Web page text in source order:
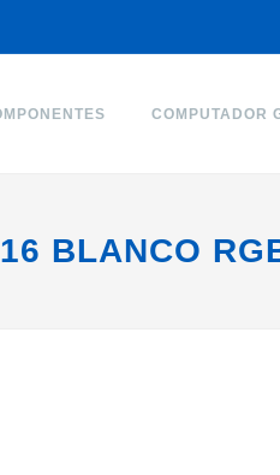
COMPUTADOR
BLANCO